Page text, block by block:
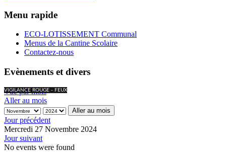
Menu rapide
ECO-LOTISSEMENT Communal
Menus de la Cantine Scolaire
Contactez-nous
Evènements et divers
VIGILANCE ROUGE - FEUX
Vue par mois
Aller au mois
Aller au mois
Jour précédent
Mercredi 27 Novembre 2024
Jour suivant
No events were found